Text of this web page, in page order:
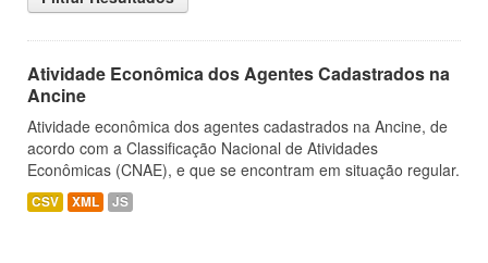
Atividade Econômica dos Agentes Cadastrados na
Ancine
Atividade econômica dos agentes cadastrados na Ancine, de
acordo com a Classificação Nacional de Atividades
Econômicas (CNAE), e que se encontram em situação regular.
CSV XML JS